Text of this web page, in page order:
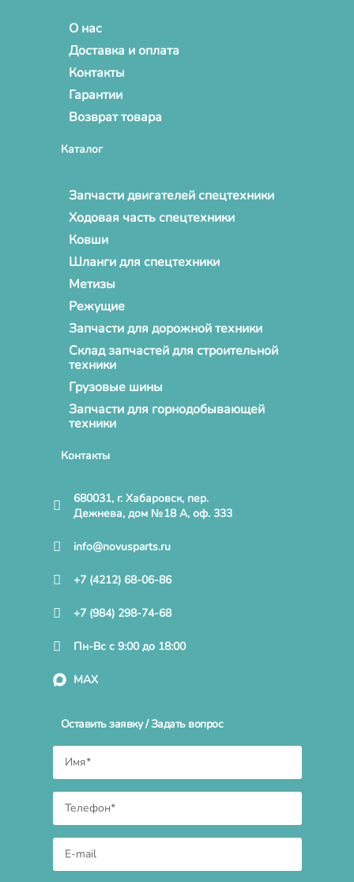
О нас
Доставка и оплата
Контакты
Гарантии
Возврат товара
Каталог
Запчасти двигателей спецтехники
Ходовая часть спецтехники
Ковши
Шланги для спецтехники
Метизы
Режущие
Запчасти для дорожной техники
Склад запчастей для строительной
техники
Грузовые шины
Запчасти для горнодобывающей
техники
Контакты
680031, г. Хабаровск, пер.
Дежнева, дом №18 А, оф. 333
info@novusparts.ru
+7 (4212) 68-06-86
+7 (984) 298-74-68
Пн-Вс с 9:00 до 18:00
MAX
Оставить заявку / Задать вопрос